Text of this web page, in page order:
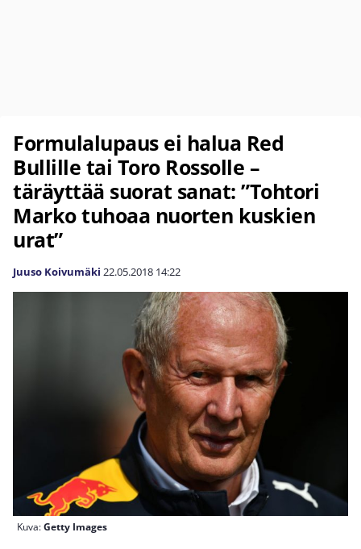
Formulalupaus ei halua Red
Bullille tai Toro Rossolle –
täräyttää suorat sanat: ”Tohtori
Marko tuhoaa nuorten kuskien
urat”
Juuso Koivumäki 22.05.2018 14:22
Kuva:Getty Images